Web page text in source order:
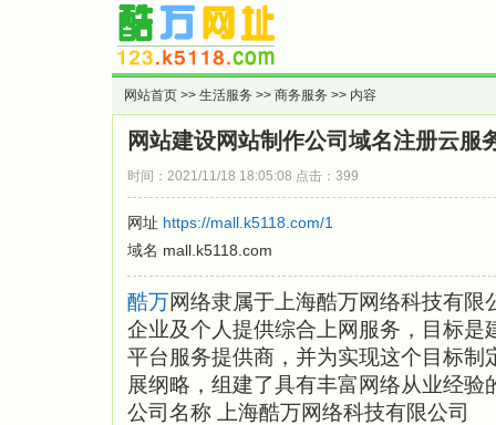
网站首页 >> 生活服务 >> 商务服务 >> 内容
网站建设网站制作公司域名注册云服
时间：2021/11/18 18:05:08 点击：399
网址 https://mall.k5118.com/1
域名 mall.k5118.com
酷万网络隶属于上海酷万网络科技有限
企业及个人提供综合上网服务，目标是
平台服务提供商，并为实现这个目标制
展纲略，组建了具有丰富网络从业经验
公司名称 上海酷万网络科技有限公司